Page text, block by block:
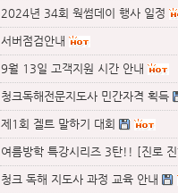
2024년 34회 웍썸데이 행사 일정
서버점검안내
9월 13일 고객지원 시간 안내
청크독해전문지도사 민간자격 획득
제1회 겔트 말하기 대회
여름방학 특강시리즈 3탄!! [진로
청크 독해 지도사 과정 교육 안내